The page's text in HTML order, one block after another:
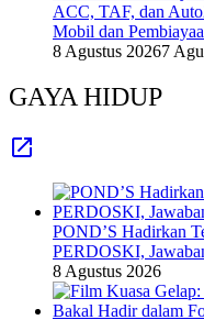
ACC, TAF, dan
Mobil dan
8 Agustus 20267
GAYA HIDUP
POND’S Hadirkan
PERDOSKI,
8 Agustus 2026